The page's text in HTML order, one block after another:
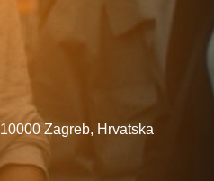
10000 Zagreb, Hrvatska